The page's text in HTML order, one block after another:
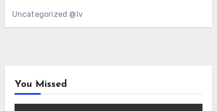
Uncategorized @lv
You Missed